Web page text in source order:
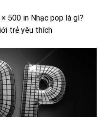
500 in Nhạc pop là gì?
trẻ yêu thích